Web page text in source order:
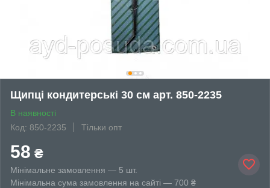
Щипці кондитерські 30 см арт. 850-2235
В наявності
Код: 850-2235
Тільки опт
58 ₴
Мінімальне замовлення — 5 шт.
Мінімальна сума замовлення на сайті — 700 ₴